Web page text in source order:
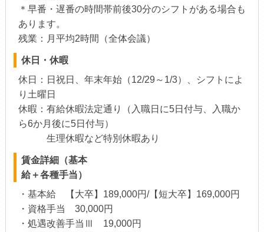
＊早番・遅番の時間帯前後30分のシフトがある場合も
あります。
残業：月平均2時間（全体会議）
休日・休暇
休日：日祝日、年末年始（12/29～1/3）、シフトによ
り土曜日
休暇：有給休暇法定通り（入職日に5日付与、入職か
ら6か月後に5日付与）
生理休暇など特別休暇あり
賃金詳細（基本
給＋各種手当）
・基本給 【大卒】189,000円/【短大卒】169,000円
・資格手当 30,000円
・処遇改善手当Ⅲ 19,000円